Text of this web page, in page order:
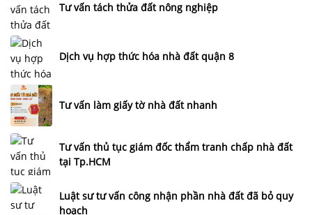
Tư vấn tách thửa đất nông nghiệp
Dịch vụ hợp thức hóa nhà đất quận 8
Tư vấn làm giấy tờ nhà đất nhanh
Tư vấn thủ tục giám đốc thẩm tranh chấp nhà đất
tại Tp.HCM
Luật sư tư vấn công nhận phần nhà đất đã bỏ quy
hoạch